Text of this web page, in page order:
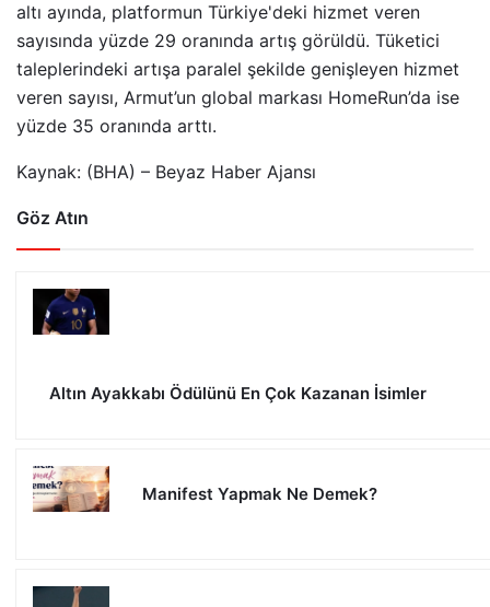
altı ayında, platformun Türkiye'deki hizmet veren
sayısında yüzde 29 oranında artış görüldü. Tüketici
taleplerindeki artışa paralel şekilde genişleyen hizmet
veren sayısı, Armut’un global markası HomeRun’da ise
yüzde 35 oranında arttı.
Kaynak: (BHA) – Beyaz Haber Ajansı
Göz Atın
Altın Ayakkabı Ödülünü En Çok Kazanan İsimler
Manifest Yapmak Ne Demek?